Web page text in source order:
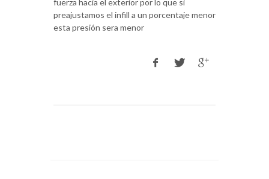
fuerza hacia el exterior por lo que si
preajustamos el infill a un porcentaje menor
esta presión sera menor